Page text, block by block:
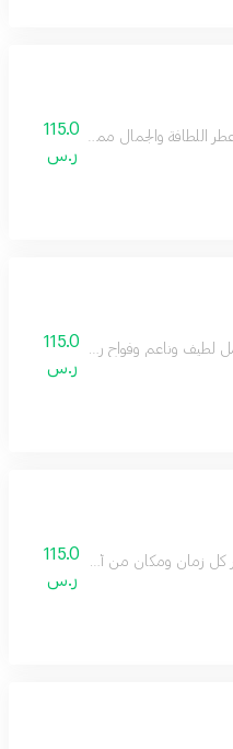
115.0
ر.س
115.0
ر.س
زمان ومكان من أجمل العطور
115.0
ر.س